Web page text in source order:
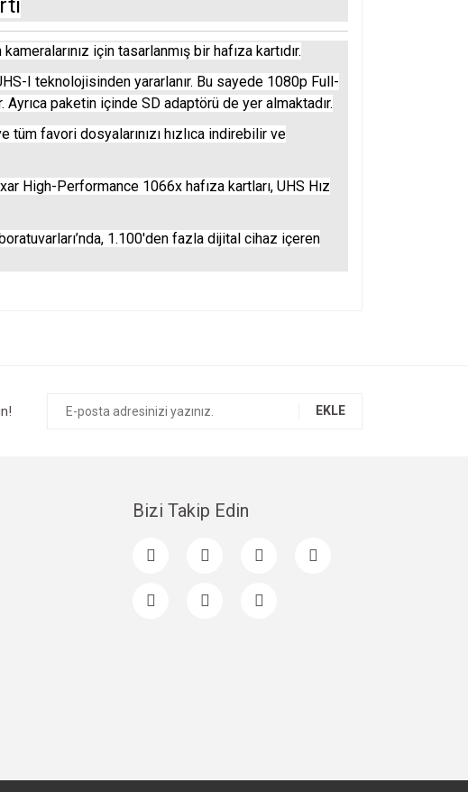
için tasarlanmış bir hafıza kartıdır.
I teknolojisinden yararlanır. Bu sayede 1080p Full-
Ayrıca paketin içinde SD adaptörü de yer almaktadır.
favori dosyalarınızı hızlıca indirebilir ve
High-Performance 1066x hafıza kartları, UHS Hız
1.100'den fazla dijital cihaz içeren
EKLE
Bizi Takip Edin